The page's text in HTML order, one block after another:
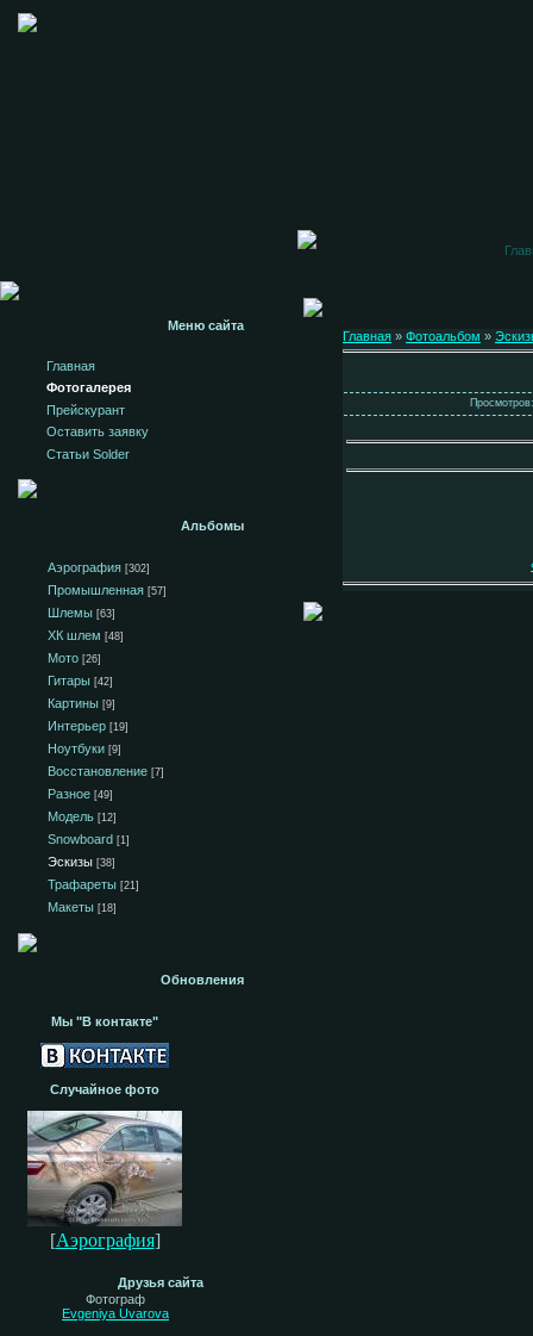
Меню сайта
Главная
Фотогалерея
Прейскурант
Оставить заявку
Статьи Solder
Альбомы
Аэрография [302]
Промышленная [57]
Шлемы [63]
ХК шлем [48]
Мото [26]
Гитары [42]
Картины [9]
Интерьер [19]
Ноутбуки [9]
Восстановление [7]
Разное [49]
Модель [12]
Snowboard [1]
Эскизы [38]
Трафареты [21]
Макеты [18]
Обновления
Мы "В контакте"
Случайное фото
[Аэрография]
Друзья сайта
Фотограф
Evgeniya Uvarova
Главная » Фотоальбом »